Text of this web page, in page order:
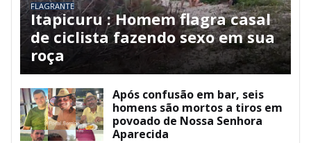
FLAGRANTE
Itapicuru : Homem flagra casal
de ciclista fazendo sexo em sua
roça
Após confusão em bar, seis
homens são mortos a tiros em
povoado de Nossa Senhora
Aparecida